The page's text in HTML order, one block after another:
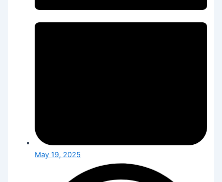
May 19, 2025